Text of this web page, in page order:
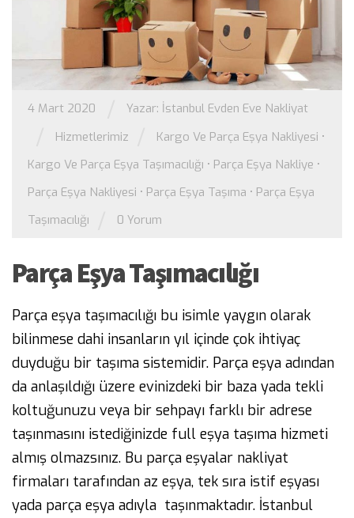
4 Mart 2020 Yazar: İstanbul Evden Eve Nakliyat
Hizmetlerimiz Kargo Ve Parça Eşya Nakliyesi •
Kargo Ve Parça Eşya Taşımacılığı • Parça Eşya Nakliye •
Parça Eşya Nakliyesi • Parça Eşya Taşıma • Parça Eşya
Taşımacılığı
0 Yorum
Parça Eşya Taşımacılığı
Parça eşya taşımacılığı bu isimle yaygın olarak
bilinmese dahi insanların yıl içinde çok ihtiyaç
duyduğu bir taşıma sistemidir. Parça eşya adından
da anlaşıldığı üzere evinizdeki bir baza yada tekli
koltuğunuzu veya bir sehpayı farklı bir adrese
taşınmasını istediğinizde full eşya taşıma hizmeti
almış olmazsınız. Bu parça eşyalar nakliyat
firmaları tarafından az eşya, tek sıra istif eşyası
yada parça eşya adıyla taşınmaktadır. İstanbul